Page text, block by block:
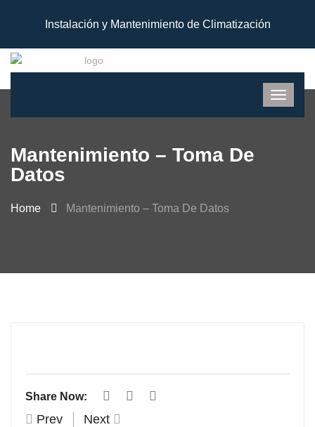
Instalación y Mantenimiento de Climatización
Mantenimiento – Toma De
Datos
Home Mantenimiento – Toma De Datos
Share Now:
Prev Next